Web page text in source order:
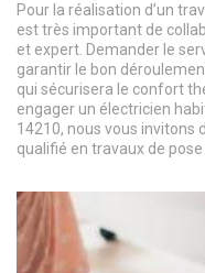
Pour la réalisation d’un
est très important de
et expert. Demander le
garantir le bon
qui sécurisera le confort
engager un électricien
14210, nous vous invitons
qualifié en travaux de